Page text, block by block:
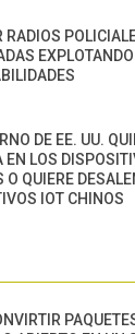
RADIOS
DE EE. UU.
EN LOS
O QUIERE
IOT CHINOS